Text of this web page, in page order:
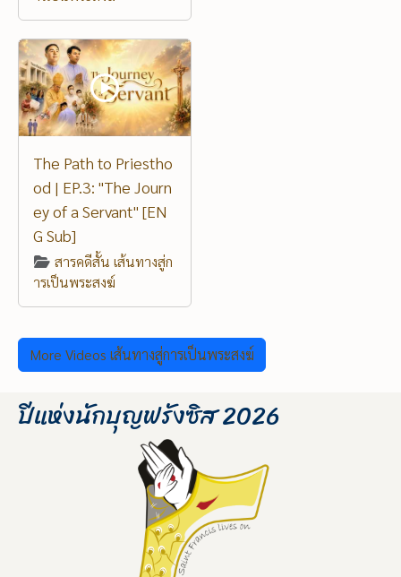
The Path to Priestho
od | EP.3: "The Journ
ey of a Servant" [EN
G Sub]
สารคดีสั้น เส้นทางสู่ก
ารเป็นพระสงฆ์
More Videos เส้นทางสู่การเป็นพระสงฆ์
ปีแห่งนักบุญฟรังซิส 2026